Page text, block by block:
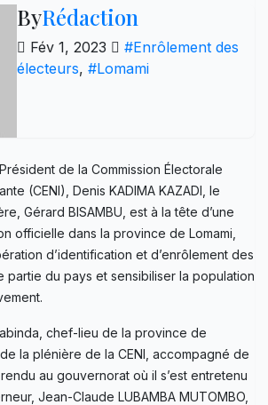
ByRédaction
Fév 1, 2023
#Enrôlement des
électeurs, #Lomami
de la Commission Électorale
(CENI), Denis KADIMA KAZADI, le
Gérard BISAMBU, est à la tête d’une
officielle dans la province de Lomami,
d’identification et d’enrôlement des
partie du pays et sensibiliser la population
chef-lieu de la province de
la plénière de la CENI, accompagné de
au gouvernorat où il s’est entretenu
Jean-Claude LUBAMBA MUTOMBO,